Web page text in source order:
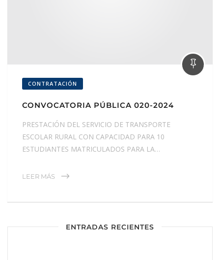
CONTRATACIÓN
CONVOCATORIA PÚBLICA 020-2024
PRESTACIÓN DEL SERVICIO DE TRANSPORTE
ESCOLAR RURAL CON CAPACIDAD PARA 10
ESTUDIANTES MATRICULADOS PARA LA…
LEER MÁS
ENTRADAS RECIENTES